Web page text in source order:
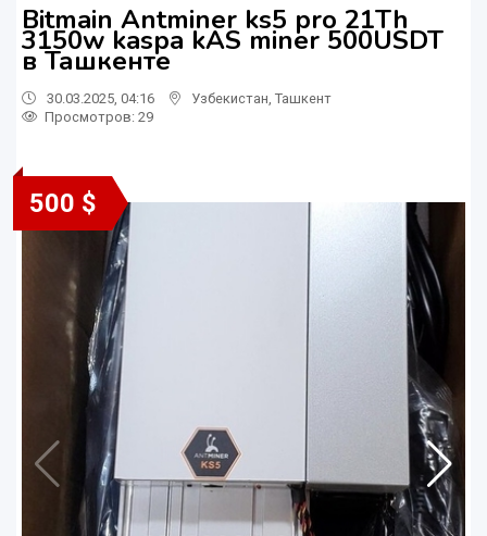
Bitmain Antminer ks5 pro 21Th
3150w kaspa kAS miner 500USDT
в Ташкенте
30.03.2025, 04:16 Узбекистан Ташкент
Просмотров: 29
500 $